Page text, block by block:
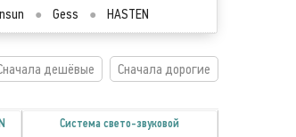
● Gess ● HASTEN
дешёвые Сначала дорогие
Система свето-звуковой